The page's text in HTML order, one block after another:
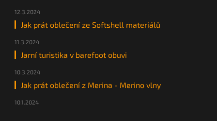
12.3.2024
Jak prát oblečení ze Softshell materiálů
11.3.2024
Jarní turistika v barefoot obuvi
10.3.2024
Jak prát oblečení z Merina - Merino vlny
10.1.2024